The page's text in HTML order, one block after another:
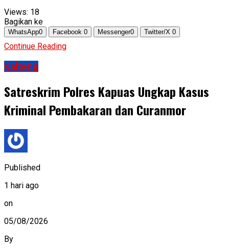
Views: 18
Bagikan ke
WhatsApp0 Facebook 0 Messenger0 Twitter/X 0
Continue Reading
Kalteng
Satreskrim Polres Kapuas Ungkap Kasus
Kriminal Pembakaran dan Curanmor
Published
1 hari ago
on
05/08/2026
By